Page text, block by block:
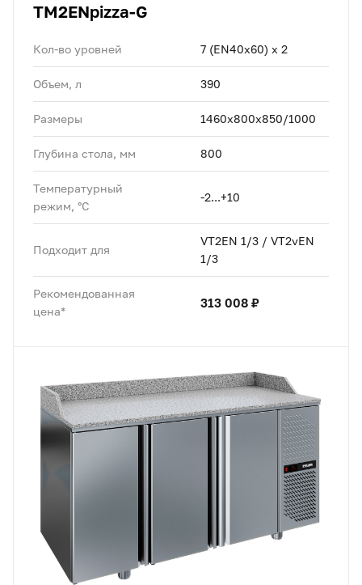
TM2ENpizza-G
Кол-во уровней 7 (EN40x60) x 2
Объем, л 390
Размеры 1460х800x850/1000
Глубина стола, мм 800
Температурный
режим, °C
-2...+10
Подходит для
VT2EN 1/3 / VT2vEN
1/3
Рекомендованная
цена*
313 008 ₽